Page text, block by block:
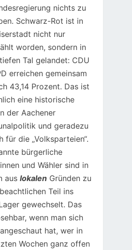
nichts zu
Schwarz-Rot ist in
nicht nur
worden, sondern in
Tal gelandet: CDU
erreichen gemeinsam
43,14 Prozent. Das ist
eine historische
der Aachener
und geradezu
für die „Volksparteien“.
bürgerliche
und Wähler sind in
aus lokalenGründen zu
Teil ins
gewechselt. Das
wenn man sich
hat, wer in
Wochen ganz offen